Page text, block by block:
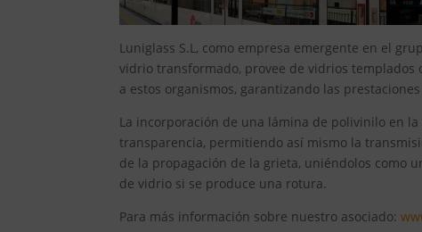
Luniglass S.L, como empresa emergente en el
vidrio transformado, provee de vidrios
a estos organismos, garantizando las
La incorporación de una lámina de polivinilo en
transparencia, permitiendo así mismo la
de la propagación de la grieta, uniéndolos como
de vidrio si se produce una rotura.
Para más información sobre nuestro asociado: